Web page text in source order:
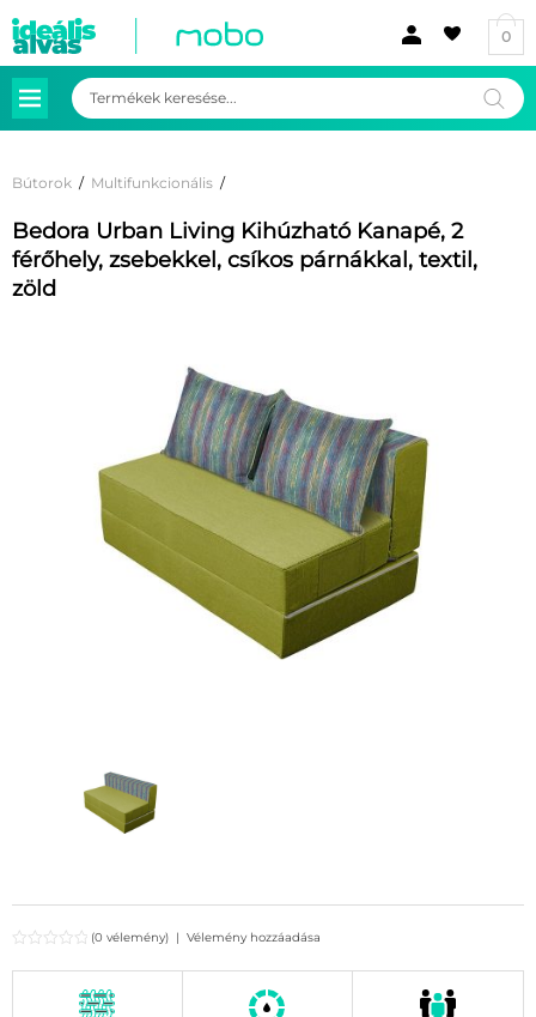
0
Products
search
Bútorok / Multifunkcionális /
Bedora Urban Living Kihúzható Kanapé, 2
férőhely, zsebekkel, csíkos párnákkal, textil,
zöld
(0 vélemény) | Vélemény hozzáadása